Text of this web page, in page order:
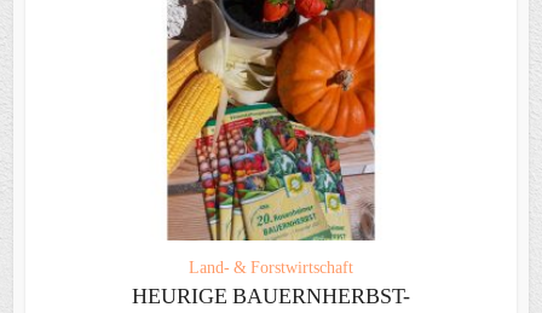
Land- & Forstwirtschaft
HEURIGE BAUERNHERBST-